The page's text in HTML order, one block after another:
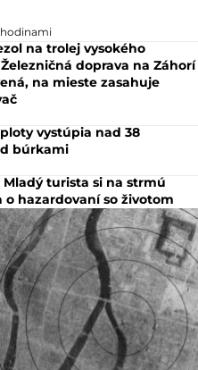
na trolej vysokého
doprava na Záhorí
na mieste zasahuje
vystúpia nad 38
búrkami
turista si na strmú
hazardovaní so životom